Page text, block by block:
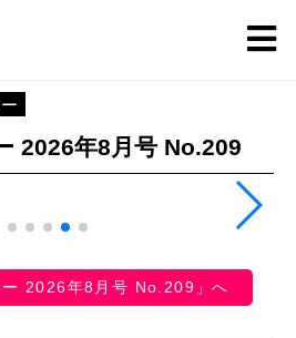
2026年8月号 No.209
ー 2026年8月号 No.209」へ